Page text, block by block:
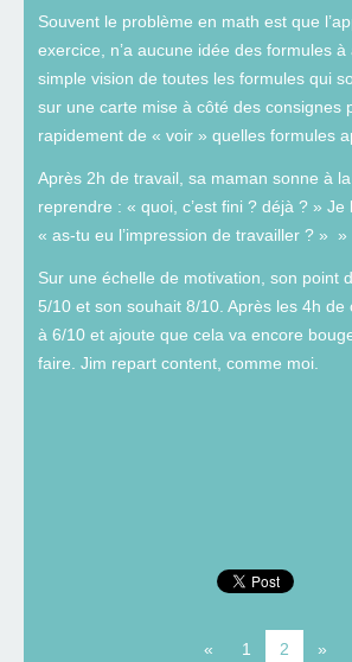
Souvent le problème en math est que
exercice, n’a aucune idée des formules à
simple vision de toutes les formules qui
sur une carte mise à côté des consignes
rapidement de « voir » quelles formules
Après 2h de travail, sa maman sonne à
reprendre : « quoi, c’est fini ? déjà ? » Je
« as-tu eu l’impression de travailler ? » »
Sur une échelle de motivation, son point
5/10 et son souhait 8/10. Après les 4h de
à 6/10 et ajoute que cela va encore
faire. Jim repart content, comme moi.
« 1 2 »